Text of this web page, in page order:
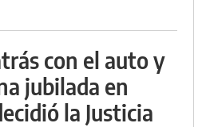
con el auto y
jubilada en
la Justicia